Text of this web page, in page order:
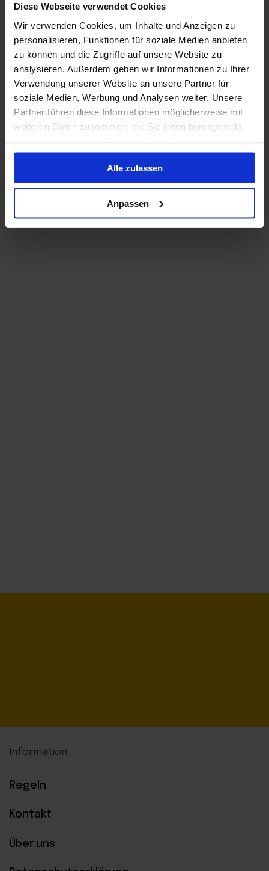
Diese Webseite verwendet Cookies
Wir verwenden Cookies, um Inhalte und Anzeigen zu
personalisieren, Funktionen für soziale Medien anbieten
zu können und die Zugriffe auf unsere Website zu
analysieren. Außerdem geben wir Informationen zu Ihrer
Verwendung unserer Website an unsere Partner für
soziale Medien, Werbung und Analysen weiter. Unsere
Partner führen diese Informationen möglicherweise mit
weiteren Daten zusammen, die Sie ihnen bereitgestellt
gesammelt haben.
Alle zulassen
Anpassen
(Fertige Sets)
124,05€
Information
Regeln
Kontakt
Über uns